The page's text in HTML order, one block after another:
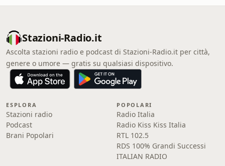
Stazioni-Radio.it
Ascolta stazioni radio e podcast di Stazioni-Radio.it per città,
genere o umore — gratis su qualsiasi dispositivo.
ESPLORA
Stazioni radio
Podcast
Brani Popolari
POPOLARI
Radio Italia
Radio Kiss Kiss Italia
RTL 102.5
RDS 100% Grandi Successi
ITALIAN RADIO